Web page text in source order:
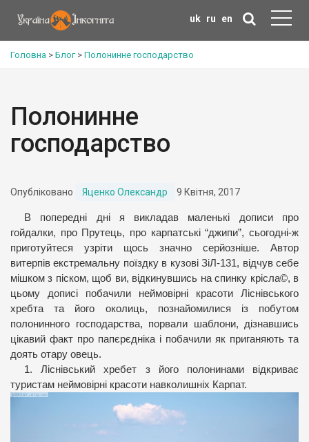
uk ru en
Головна > Блог> Полонинне господарство
Полонинне
господарство
Опубліковано Яценко Олександр 9 Квітня, 2017
В попередні дні я викладав маленькі дописи про
гойдалки, про Прутець, про карпатські “джипи”, сьогодні-ж
приготуйтеся узріти щось значно серйозніше. Автор
витерпів екстремальну поїздку в кузові ЗіЛ-131, відчув себе
мішком з піском, щоб ви, відкинувшись на спинку крісла©, в
цьому дописі побачили неймовірні красоти Ліснівського
хребта та його околиць, познайомилися із побутом
полонинного господарства, порвали шаблони, дізнавшись
цікавий факт про папєрєдніка і побачили як приганяють та
доять отару овець.
1. Ліснівський хребет з його полонинами відкриває
туристам неймовірні красоти навколишніх Карпат.